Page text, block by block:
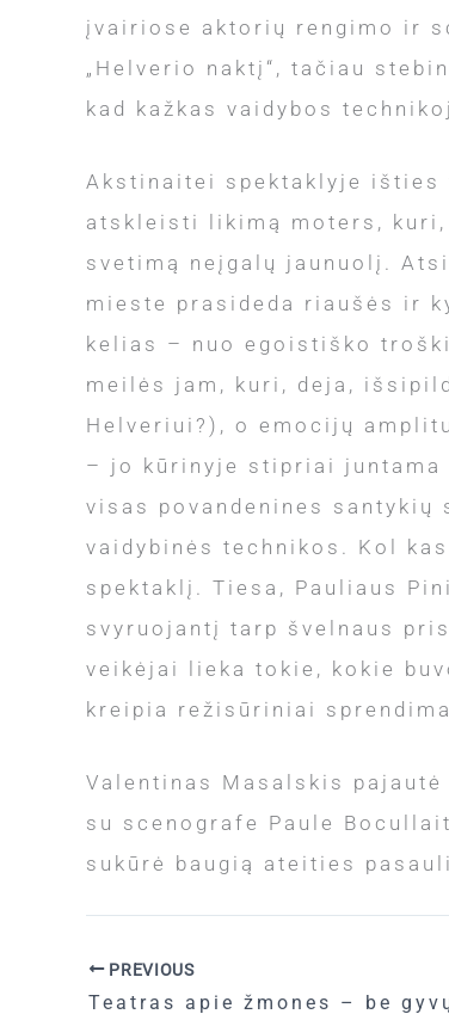
įvairiose aktorių rengimo ir
„Helverio naktį“, tačiau
kad kažkas vaidybos
Akstinaitei spektaklyje išties
atskleisti likimą moters,
svetimą neįgalų jaunuolį.
mieste prasideda riaušės ir
kelias – nuo egoistiško
meilės jam, kuri, deja,
Helveriui?), o emocijų
– jo kūrinyje stipriai juntama
visas povandenines
vaidybinės technikos. Kol
spektaklį. Tiesa, Pauliaus
svyruojantį tarp švelnaus
veikėjai lieka tokie, kokie
kreipia režisūriniai
Valentinas Masalskis
su scenografe Paule
sukūrė baugią ateities
PREVIOUS
Teatras apie žmones – be